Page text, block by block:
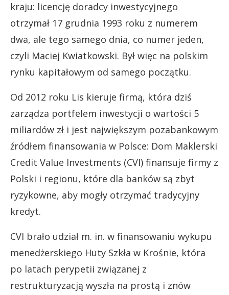
kraju: licencję doradcy inwestycyjnego
otrzymał 17 grudnia 1993 roku z numerem
dwa, ale tego samego dnia, co numer jeden,
czyli Maciej Kwiatkowski. Był więc na polskim
rynku kapitałowym od samego początku.
Od 2012 roku Lis kieruje firmą, która dziś
zarządza portfelem inwestycji o wartości 5
miliardów zł i jest największym pozabankowym
źródłem finansowania w Polsce: Dom Maklerski
Credit Value Investments (CVI) finansuje firmy z
Polski i regionu, które dla banków są zbyt
ryzykowne, aby mogły otrzymać tradycyjny
kredyt.
CVI brało udział m. in. w finansowaniu wykupu
menedżerskiego Huty Szkła w Krośnie, która
po latach perypetii związanej z
restrukturyzacją wyszła na prostą i znów